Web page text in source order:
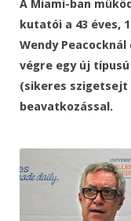
A Miami-ban
kutatói a 43 éves,
Wendy
végre egy új
(sikeres
beavatkozással.